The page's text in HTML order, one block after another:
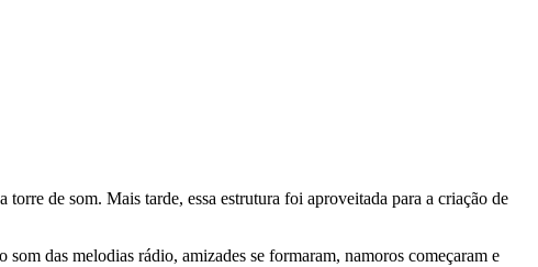
de som. Mais tarde, essa estrutura foi aproveitada para a criação de
das melodias rádio, amizades se formaram, namoros começaram e